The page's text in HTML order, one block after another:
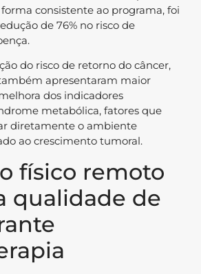
consistente ao programa, foi
de 76% no risco de
do risco de retorno do câncer,
apresentaram maior
dos indicadores
metabólica, fatores que
diretamente o ambiente
ao crescimento tumoral.
físico remoto
qualidade de